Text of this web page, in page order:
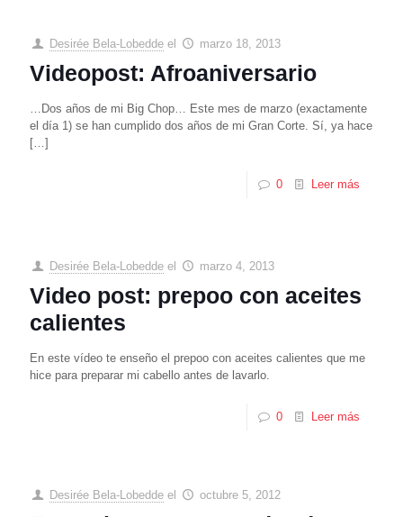
Desirée Bela-Lobedde el marzo 18, 2013
Videopost: Afroaniversario
…Dos años de mi Big Chop… Este mes de marzo (exactamente
el día 1) se han cumplido dos años de mi Gran Corte. Sí, ya hace
[…]
0 Leer más
Desirée Bela-Lobedde el marzo 4, 2013
Video post: prepoo con aceites
calientes
En este vídeo te enseño el prepoo con aceites calientes que me
hice para preparar mi cabello antes de lavarlo.
0 Leer más
Desirée Bela-Lobedde el octubre 5, 2012